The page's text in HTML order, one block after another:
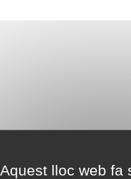
Aquest lloc web fa